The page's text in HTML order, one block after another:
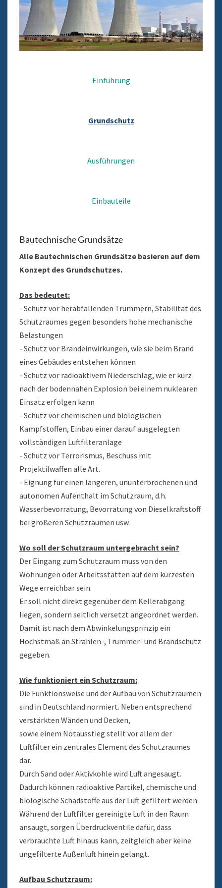
Einführung
Grundschutz
Ausführungen
Einbauteile
Bautechnische Grundsätze
Alle Bautechnischen Grundsätze basieren auf dem
Konzept des Grundschutzes.
Das bedeutet:
- Schutz vor herabfallenden Trümmern, Stabilität des
Schutzraumes gegen besonders hohe mechanische
Belastungen
- Schutz vor Brandeinwirkungen, wie sie beim Brand
eines Gebäudes entstehen können
- Schutz vor radioaktivem Niederschlag, wie er kurz
nach der bodennahen Explosion bei einem nuklearen
Einsatz erfolgen kann
- Schutz vor chemischen und biologischen
Kampfstoffen, Einbau einer darauf ausgelegten
vollständigen Luftfilteranlage
- Schutz vor Terrorismus, Beschuss mit
Projektilwaffen alle Art.
- Eignung für einen längeren, ununterbrochenen und
autonomen Aufenthalt im Schutzraum, d.h.
Wasserbevorratung, Bevorratung von Dieselkraftstoff
bei größeren Schutzräumen usw.
Wo soll der Schutzraum untergebracht sein?
Der Eingang zum Schutzraum muss von den
Wohnungen oder Arbeitsstätten auf dem kürzesten
Wege erreichbar sein.
Er soll nicht direkt gegenüber dem Kellerabgang
liegen, sondern seitlich versetzt angeordnet werden.
Damit ist nach dem Abwinkelungsprinzip ein
Höchstmaß an Strahlen-, Trümmer- und Brandschutz
gegeben.
Wie funktioniert ein Schutzraum:
Die Funktionsweise und der Aufbau von Schutzräumen
sind in Deutschland normiert. Neben entsprechend
verstärkten Wänden und Decken,
sowie einem Notausstieg stellt vor allem der
Luftfilter ein zentrales Element des Schutzraumes
dar.
Durch Sand oder Aktivkohle wird Luft angesaugt.
Dadurch können radioaktive Partikel, chemische und
biologische Schadstoffe aus der Luft gefiltert werden.
Während der Luftfilter gereinigte Luft in den Raum
ansaugt, sorgen Überdruckventile dafür, dass
verbrauchte Luft hinaus kann, zeitgleich aber keine
ungefilterte Außenluft hinein gelangt.
Aufbau Schutzraum: